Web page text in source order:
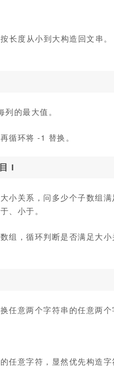
长度从小到大构造回文串。
的最大值。
循环将 -1 替换。
I
小关系，问多少个子数组满
、小于。
组，循环判断是否满足大小
任意两个字符串的任意两
任意字符，显然优先构造字